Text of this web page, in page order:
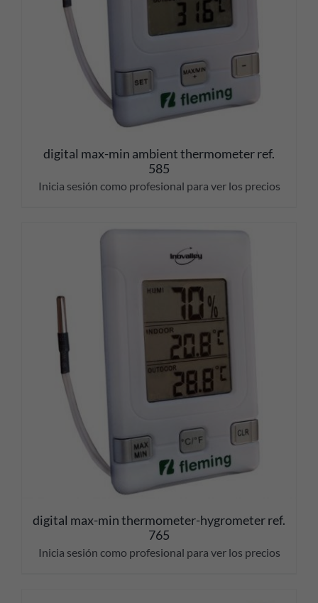
digital max-min ambient thermometer ref.
585
Inicia sesión como profesional para ver los precios
digital max-min thermometer-hygrometer ref.
765
Inicia sesión como profesional para ver los precios